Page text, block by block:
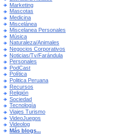
Marketing
Mascotas
Medicina
Miscelánea
Miscelanea Personales
Música
Naturaleza/Animales
Negocios Corporativos
Noticias/Tv/Farándula
Personales
PodCast
Política
Politica Peruana
Recursos
Religión
Sociedad
Tecnología
Viajes Turismo
VideoJuegos
Videolog
Más blogs...